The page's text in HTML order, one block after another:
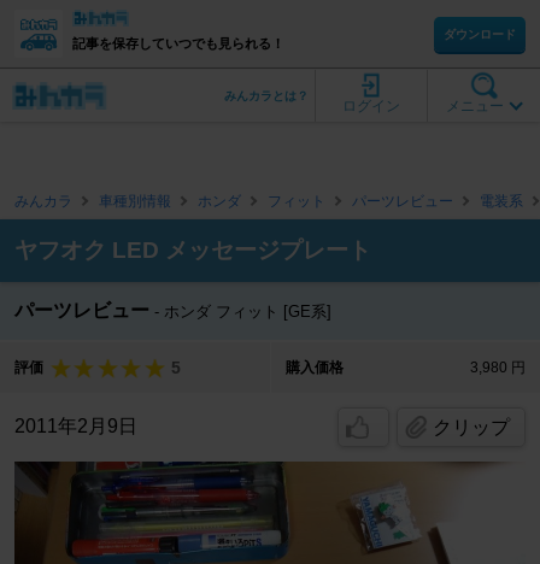
記事を保存していつでも見られる！
ダウンロード
メニュー
ログイン
みんカラとは？
みんカラ 車種別情報 ホンダ フィット パーツレビュー 電装系
ヤフオク LED メッセージプレート
パーツレビュー ホンダ フィット [GE系]
評価 5 購入価格 3,980 円
2011年2月9日 クリップ